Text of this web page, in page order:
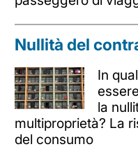
Nullità del
In
la
multiproprietà? La
del consumo